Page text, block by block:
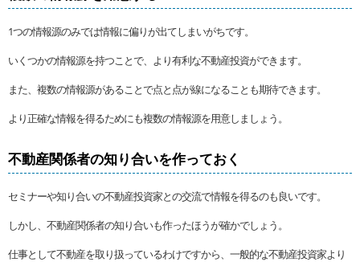
1つの情報源のみでは情報に偏りが出てしまいがちです。
いくつかの情報源を持つことで、より有利な不動産投資ができます。
また、複数の情報源があることで点と点が線になることも期待できます。
より正確な情報を得るためにも複数の情報源を用意しましょう。
不動産関係者の知り合いを作っておく
セミナーや知り合いの不動産投資家との交流で情報を得るのも良いです。
しかし、不動産関係者の知り合いも作ったほうが確かでしょう。
仕事として不動産を取り扱っているわけですから、一般的な不動産投資家より